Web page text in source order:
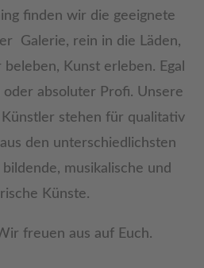
finden wir die geeignete
Galerie, rein in die Läden,
Kunst erleben. Egal
absoluter Profi. Unsere
stehen für qualitativ
den unterschiedlichsten
musikalische und
Künste.
freuen aus auf Euch.